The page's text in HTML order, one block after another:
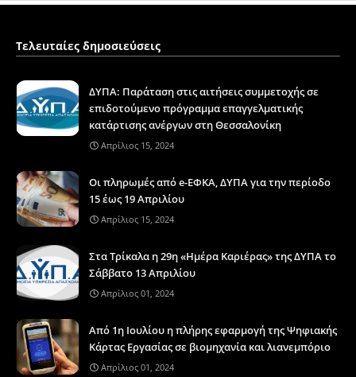
Τελευταίες δημοσιεύσεις
ΔΥΠΑ: Παράταση στις αιτήσεις συμμετοχής σε
επιδοτούμενο πρόγραμμα επαγγελματικής
κατάρτισης ανέργων στη Θεσσαλονίκη
Απρίλιος 15, 2024
Οι πληρωμές από e-ΕΦΚΑ, ΔΥΠΑ για την περίοδο
15 έως 19 Απριλίου
Απρίλιος 15, 2024
Στα Τρίκαλα η 29η «Ημέρα Καριέρας» της ΔΥΠΑ το
Σάββατο 13 Απριλίου
Απρίλιος 01, 2024
Από 1η Ιουλίου η πλήρης εφαρμογή της Ψηφιακής
Κάρτας Εργασίας σε βιομηχανία και λιανεμπόριο
Απρίλιος 01, 2024